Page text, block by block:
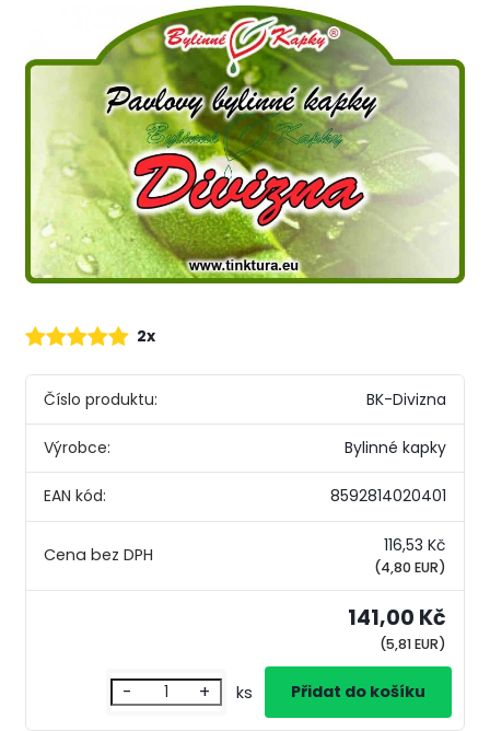
2x
Číslo produktu: BK-Divizna
Výrobce: Bylinné kapky
EAN kód: 8592814020401
116,53 Kč
(4,80 EUR)
141,00 Kč
(5,81 EUR)
- + ks